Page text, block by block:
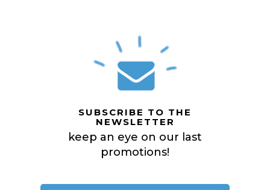
SUBSCRIBE TO THE
NEWSLETTER
keep an eye on our last
promotions!